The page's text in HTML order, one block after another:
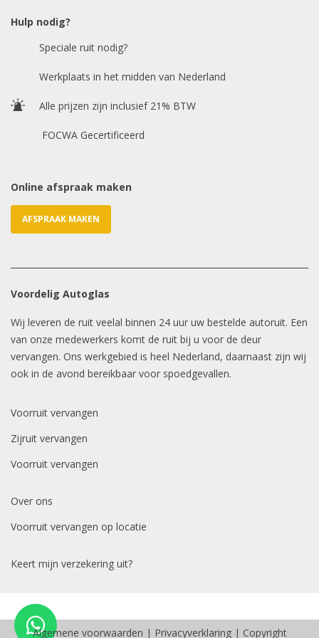
E-mailadres *
Hulp nodig?
Speciale ruit nodig?
Werkplaats in het midden van Nederland
Alle prijzen zijn inclusief 21% BTW
FOCWA Gecertificeerd
Online afspraak maken
AFSPRAAK MAKEN
Voordelig Autoglas
Wij leveren de ruit veelal binnen 24 uur uw bestelde autoruit. Een
van onze medewerkers komt de ruit bij u voor de deur
vervangen. Ons werkgebied is heel Nederland, daarnaast zijn wij
ook in de avond bereikbaar voor spoedgevallen.
Voorruit vervangen
Zijruit vervangen
Voorruit vervangen
Over ons
Voorruit vervangen op locatie
Keert mijn verzekering uit?
Algemene voorwaarden | Privacyverklaring| Copyright